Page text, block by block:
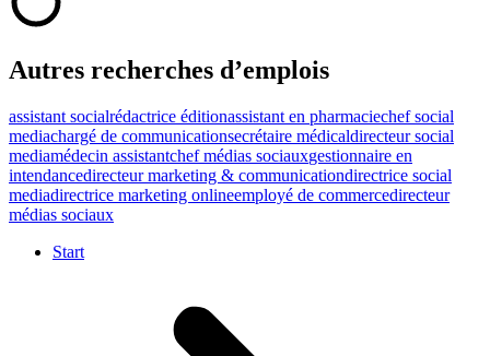
Autres recherches d’emplois
assistant socialrédactrice éditionassistant en pharmaciechef social
mediachargé de communicationsecrétaire médicaldirecteur social
mediamédecin assistantchef médias sociauxgestionnaire en
intendancedirecteur marketing & communicationdirectrice social
mediadirectrice marketing onlineemployé de commercedirecteur
médias sociaux
Start